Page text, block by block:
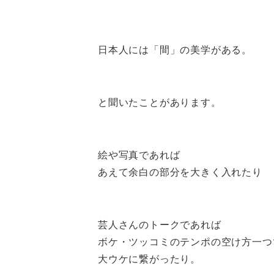
日本人には「間」の美学がある。
と聞いたことがあります。
絵や写真であれば
あえて余白の部分を大きく入れたり
芸人さんのトークであれば
ボケ・ツッコミのテンポの空け方一
大ウケに繋がったり。